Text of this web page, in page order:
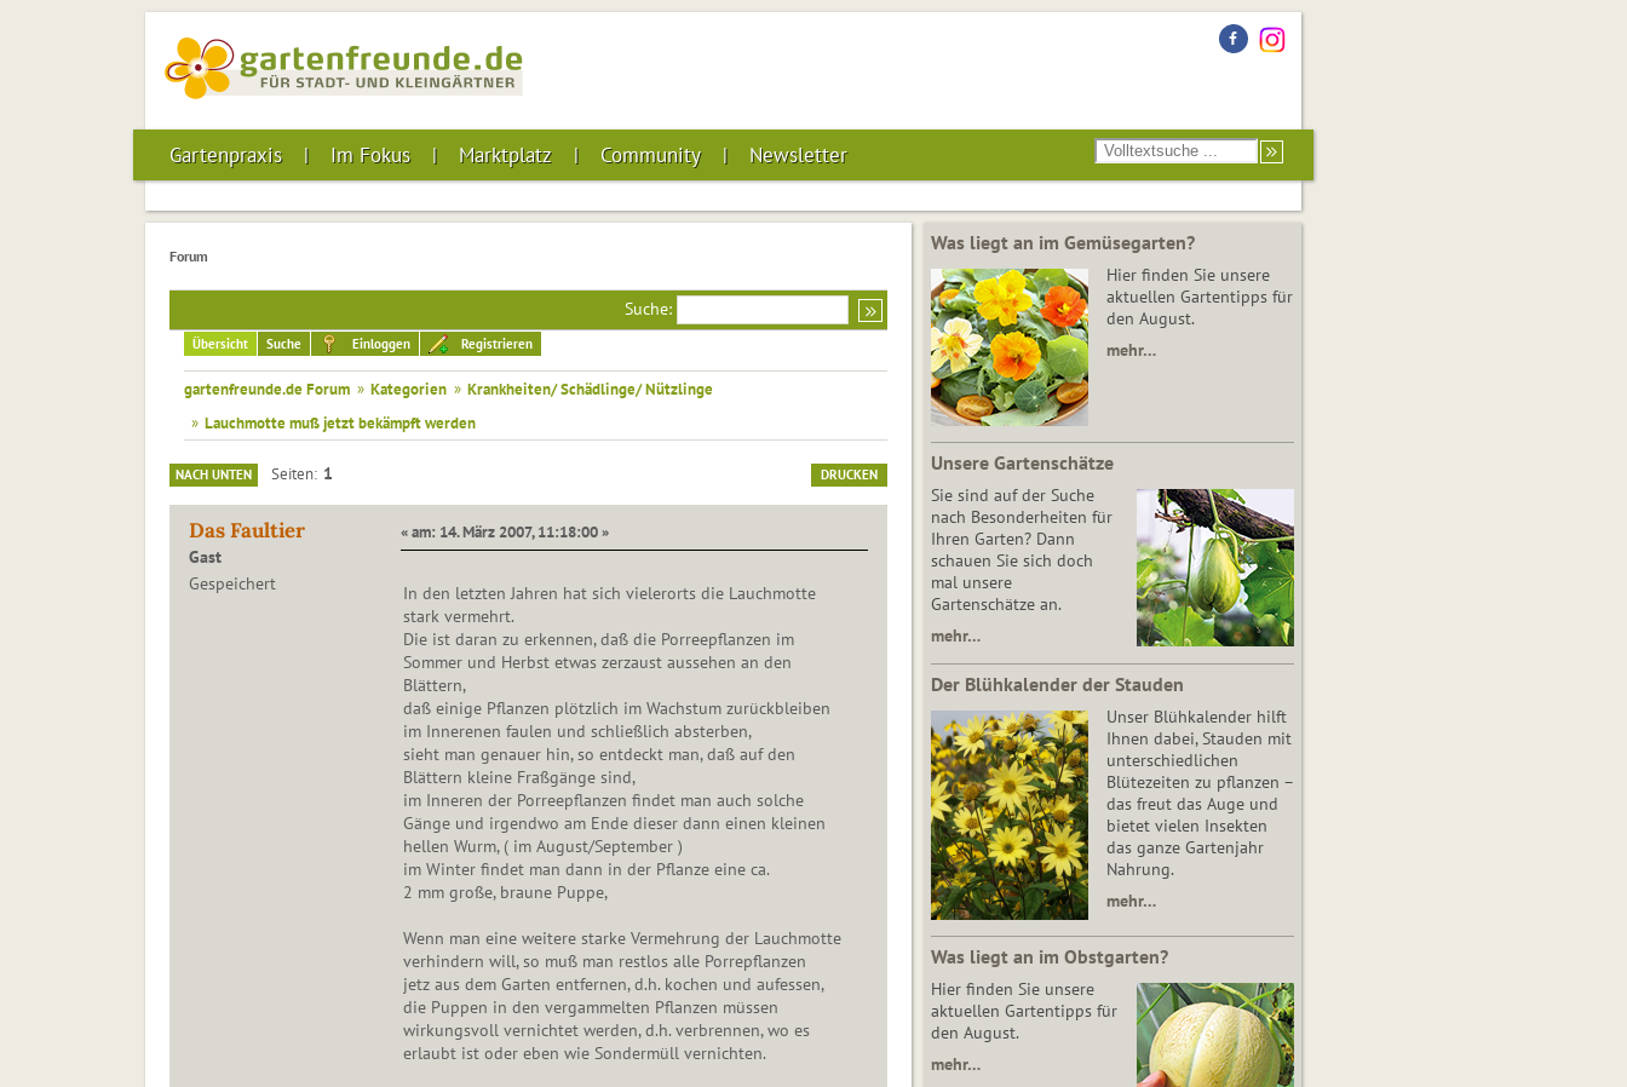
Gartenpraxis Im Fokus Marktplatz Community Newsletter
Forum
Suche:
Übersicht Suche Einloggen Registrieren
gartenfreunde.de Forum » Kategorien » Krankheiten/ Schädlinge/ Nützlinge
» Lauchmotte muß jetzt bekämpft werden
DRUCKEN
NACH UNTEN Seiten 1
Das Faultier
Gast
Gespeichert
« am: 14. März 2007, 11:18:00 »
In den letzten Jahren hat sich vielerorts die Lauchmotte
stark vermehrt.
Die ist daran zu erkennen, daß die Porreepflanzen im
Sommer und Herbst etwas zerzaust aussehen an den
Blättern,
daß einige Pflanzen plötzlich im Wachstum zurückbleiben
im Innerenen faulen und schließlich absterben,
sieht man genauer hin, so entdeckt man, daß auf den
Blättern kleine Fraßgänge sind,
im Inneren der Porreepflanzen findet man auch solche
Gänge und irgendwo am Ende dieser dann einen kleinen
hellen Wurm, ( im August/September )
im Winter findet man dann in der Pflanze eine ca.
2 mm große, braune Puppe,
Wenn man eine weitere starke Vermehrung der Lauchmotte
verhindern will, so muß man restlos alle Porrepflanzen
jetz aus dem Garten entfernen, d.h. kochen und aufessen,
die Puppen in den vergammelten Pflanzen müssen
wirkungsvoll vernichtet werden, d.h. verbrennen, wo es
erlaubt ist oder eben wie Sondermüll vernichten.
Was liegt an im Gemüsegarten?
Hier finden Sie unsere
aktuellen Gartentipps für
den August.
mehr…
Unsere Gartenschätze
Sie sind auf der Suche
nach Besonderheiten für
Ihren Garten? Dann
schauen Sie sich doch
mal unsere
Gartenschätze an.
mehr…
Der Blühkalender der Stauden
Unser Blühkalender hilft
Ihnen dabei, Stauden mit
unterschiedlichen
Blütezeiten zu pflanzen –
das freut das Auge und
bietet vielen Insekten
das ganze Gartenjahr
Nahrung.
mehr…
Was liegt an im Obstgarten?
Hier finden Sie unsere
aktuellen Gartentipps für
den August.
mehr…